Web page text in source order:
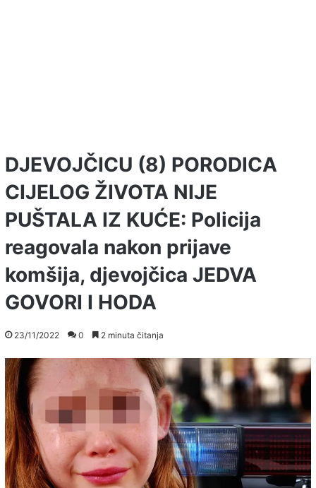
DJEVOJČICU (8) PORODICA
CIJELOG ŽIVOTA NIJE
PUŠTALA IZ KUĆE: Policija
reagovala nakon prijave
komšija, djevojčica JEDVA
GOVORI I HODA
23/11/2022 0 2 minuta čitanja